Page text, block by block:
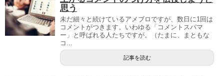
思う
未だ細々と続けているアメブロですが、数日に1回は
コメントがつきます。いわゆる「コメントスパマ
ー」と呼ばれる人たちですが。（たまに、まともな
コ...
記事を読む